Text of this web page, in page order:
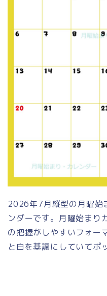
2026年7月縦型の月曜始
ンダーです。月曜始まり
の把握がしやすいフォー
と白を基調にしていてポ